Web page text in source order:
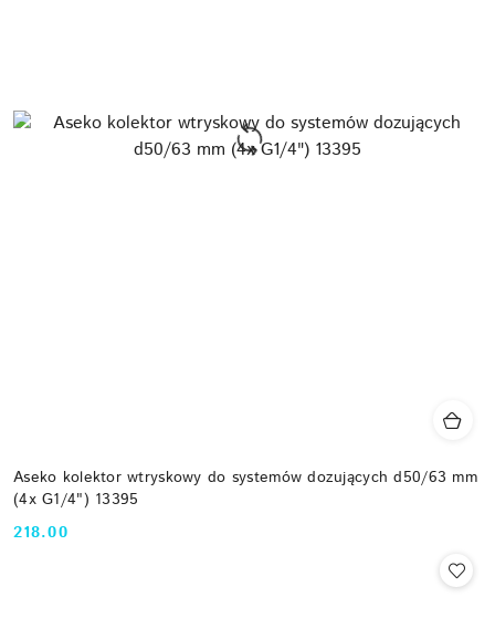
Aseko kolektor wtryskowy do systemów dozujących d50/63 mm
(4x G1/4") 13395
Cena:
218.00